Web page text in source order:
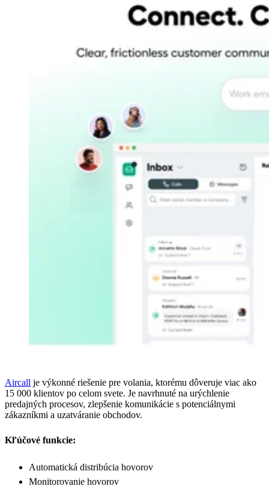
Aircall je výkonné riešenie pre volania, ktorému dôveruje viac ako
15 000 klientov po celom svete. Je navrhnuté na urýchlenie
predajných procesov, zlepšenie komunikácie s potenciálnymi
zákazníkmi a uzatváranie obchodov.
Kľúčové funkcie:
Automatická distribúcia hovorov
Monitorovanie hovorov